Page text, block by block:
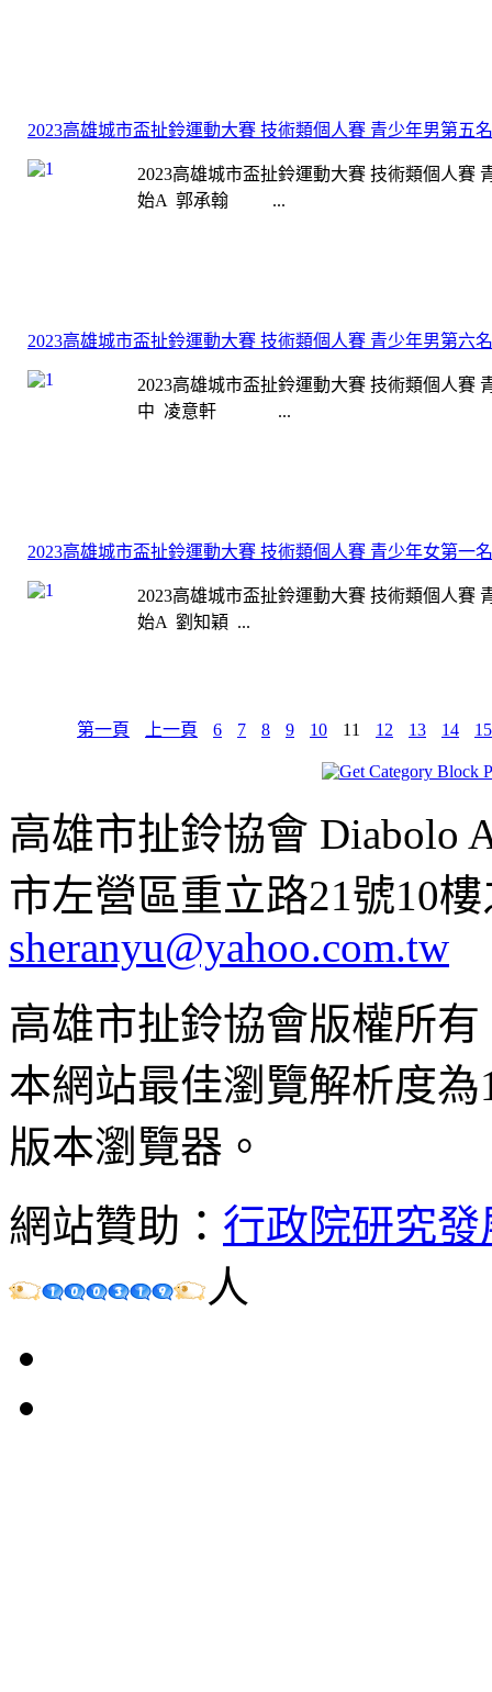
2023高雄城市盃扯鈴運動大賽 技術類個人賽 青少年男第五
2023高雄城市盃扯鈴運動大賽 技術類個人賽
始A 郭承翰 ...
2023高雄城市盃扯鈴運動大賽 技術類個人賽 青少年男第六
2023高雄城市盃扯鈴運動大賽 技術類個人賽
中 凌意軒 ...
2023高雄城市盃扯鈴運動大賽 技術類個人賽 青少年女第一
2023高雄城市盃扯鈴運動大賽 技術類個人賽
始A 劉知穎 ...
第一頁 上一頁 6 7 8 9 10 11 12 13 14 15
高雄市扯鈴協會 Diabolo
市左營區重立路21號10
sheranyu@yahoo.com.tw
高雄市扯鈴協會版權所
本網站最佳瀏覽解析度
版本瀏覽器。
網站贊助： 行政院研究
人